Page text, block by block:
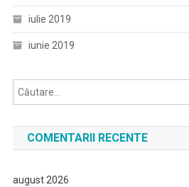
iulie 2019
iunie 2019
COMENTARII RECENTE
august 2026